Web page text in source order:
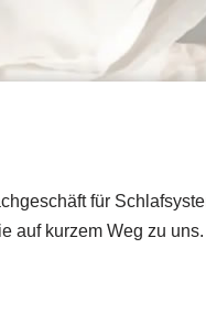
für
auf kurzem Weg zu uns.